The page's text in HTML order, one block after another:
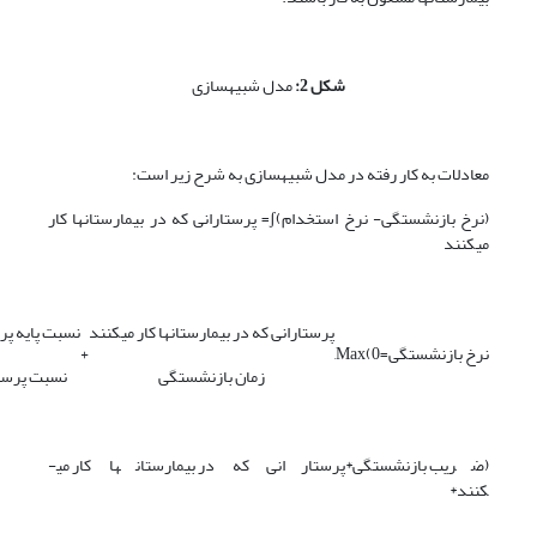
شکل 2: مدل شبیه­سازی
معادلات به کار رفته در مدل شبیه­سازی به شرح زیر است:
(نرخ بازنشستگی- نرخ استخدام)ʃ= پرستارانی که در بیمارستان­ها کار
می­کنند
نرخ بازنشستگی=
Max(0,
پرستارانی که در بیمارستان­ها کار می­کنند
+
نسبت پایه
زمان بازنشستگی
نسبت
(ضریب بازنشستگی*پرستارانی که در بیمارستان­ها کار می­
کنند*